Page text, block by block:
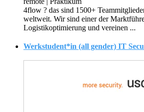
4flow ? das sind 1500+
weltweit. Wir sind einer der
Logistikoptimierung und vereinen ...